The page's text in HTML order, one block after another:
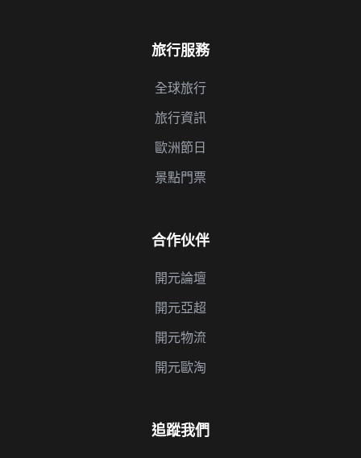
旅行服務
全球旅行
旅行資訊
歐洲節日
景點門票
合作伙伴
開元論壇
開元亞超
開元物流
開元歐淘
追蹤我們